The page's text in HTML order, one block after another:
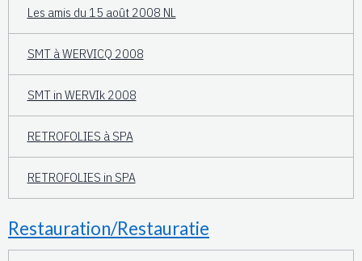
Les amis du 15 août 2008 NL
SMT à WERVICQ 2008
SMT in WERVIk 2008
RETROFOLIES à SPA
RETROFOLIES in SPA
Restauration/Restauratie